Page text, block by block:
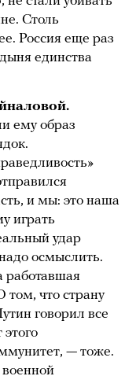
Столь
Россия еще раз
единства
ему образ
и мы: это наша
играть
удар
осмыслить.
работавшая
том, что страну
говорил все
— тоже.